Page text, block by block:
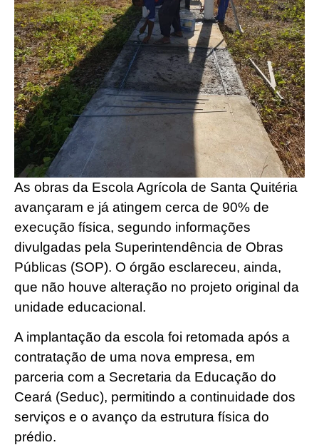
As obras da Escola Agrícola de Santa Quitéria
avançaram e já atingem cerca de 90% de
execução física, segundo informações
divulgadas pela Superintendência de Obras
Públicas (SOP). O órgão esclareceu, ainda,
que não houve alteração no projeto original da
unidade educacional.
A implantação da escola foi retomada após a
contratação de uma nova empresa, em
parceria com a Secretaria da Educação do
Ceará (Seduc), permitindo a continuidade dos
serviços e o avanço da estrutura física do
prédio.